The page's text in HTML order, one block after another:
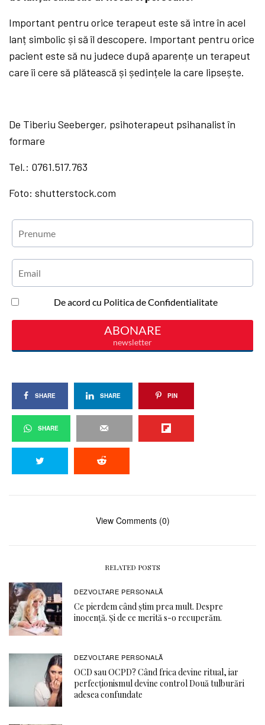
Important pentru orice terapeut este să intre în acel
lanț simbolic și să îl descopere. Important pentru orice
pacient este să nu judece după aparențe un terapeut
care îi cere să plătească și ședințele la care lipsește.
De Tiberiu Seeberger, psihoterapeut psihanalist în
formare
Tel.: 0761.517.763
Foto: shutterstock.com
SHARE SHARE PIN
SHARE
View Comments (0)
RELATED POSTS
DEZVOLTARE PERSONALĂ
Ce pierdem când știm prea mult. Despre
inocență. Și de ce merită s-o recuperăm.
DEZVOLTARE PERSONALĂ
OCD sau OCPD? Când frica devine ritual, iar
perfecționismul devine control Două tulburări
adesea confundate